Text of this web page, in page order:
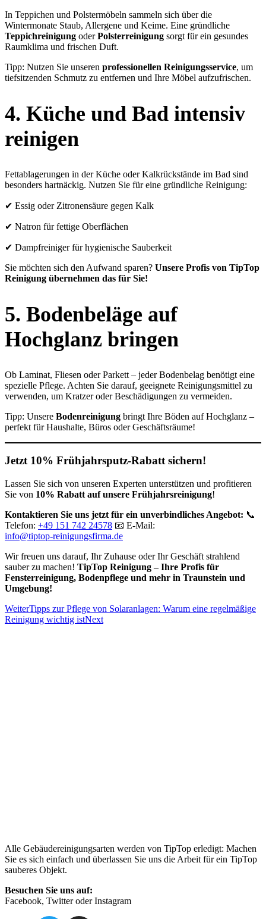
In Teppichen und Polstermöbeln sammeln sich über die
Wintermonate Staub, Allergene und Keime. Eine gründliche
Teppichreinigung oderPolsterreinigung sorgt für ein gesundes
Raumklima und frischen Duft.
Tipp: Nutzen Sie unseren professionellen Reinigungsservice, um
tiefsitzenden Schmutz zu entfernen und Ihre Möbel aufzufrischen.
4. Küche und Bad intensiv
reinigen
Fettablagerungen in der Küche oder Kalkrückstände im Bad sind
besonders hartnäckig. Nutzen Sie für eine gründliche Reinigung:
✔ Essig oder Zitronensäure gegen Kalk
✔ Natron für fettige Oberflächen
✔ Dampfreiniger für hygienische Sauberkeit
Sie möchten sich den Aufwand sparen? Unsere Profis von TipTop
Reinigung übernehmen das für Sie!
5. Bodenbeläge auf
Hochglanz bringen
Ob Laminat, Fliesen oder Parkett – jeder Bodenbelag benötigt eine
spezielle Pflege. Achten Sie darauf, geeignete Reinigungsmittel zu
verwenden, um Kratzer oder Beschädigungen zu vermeiden.
Tipp: Unsere Bodenreinigung bringt Ihre Böden auf Hochglanz –
perfekt für Haushalte, Büros oder Geschäftsräume!
Jetzt 10% Frühjahrsputz-Rabatt sichern!
Lassen Sie sich von unseren Experten unterstützen und profitieren
Sie von 10% Rabatt auf unsere Frühjahrsreinigung!
Kontaktieren Sie uns jetzt für ein unverbindliches Angebot: 📞
Telefon: +49 151 742 24578 📧 E-Mail:
info@tiptop-reinigungsfirma.de
Wir freuen uns darauf, Ihr Zuhause oder Ihr Geschäft strahlend
sauber zu machen! TipTop Reinigung – Ihre Profis für
Fensterreinigung, Bodenpflege und mehr in Traunstein und
Umgebung!
WeiterTipps zur Pflege von Solaranlagen: Warum eine regelmäßige
Reinigung wichtig istNext
Alle Gebäudereinigungsarten werden von TipTop erledigt: Machen
Sie es sich einfach und überlassen Sie uns die Arbeit für ein TipTop
sauberes Objekt.
Besuchen Sie uns auf:
Facebook, Twitter oder Instagram